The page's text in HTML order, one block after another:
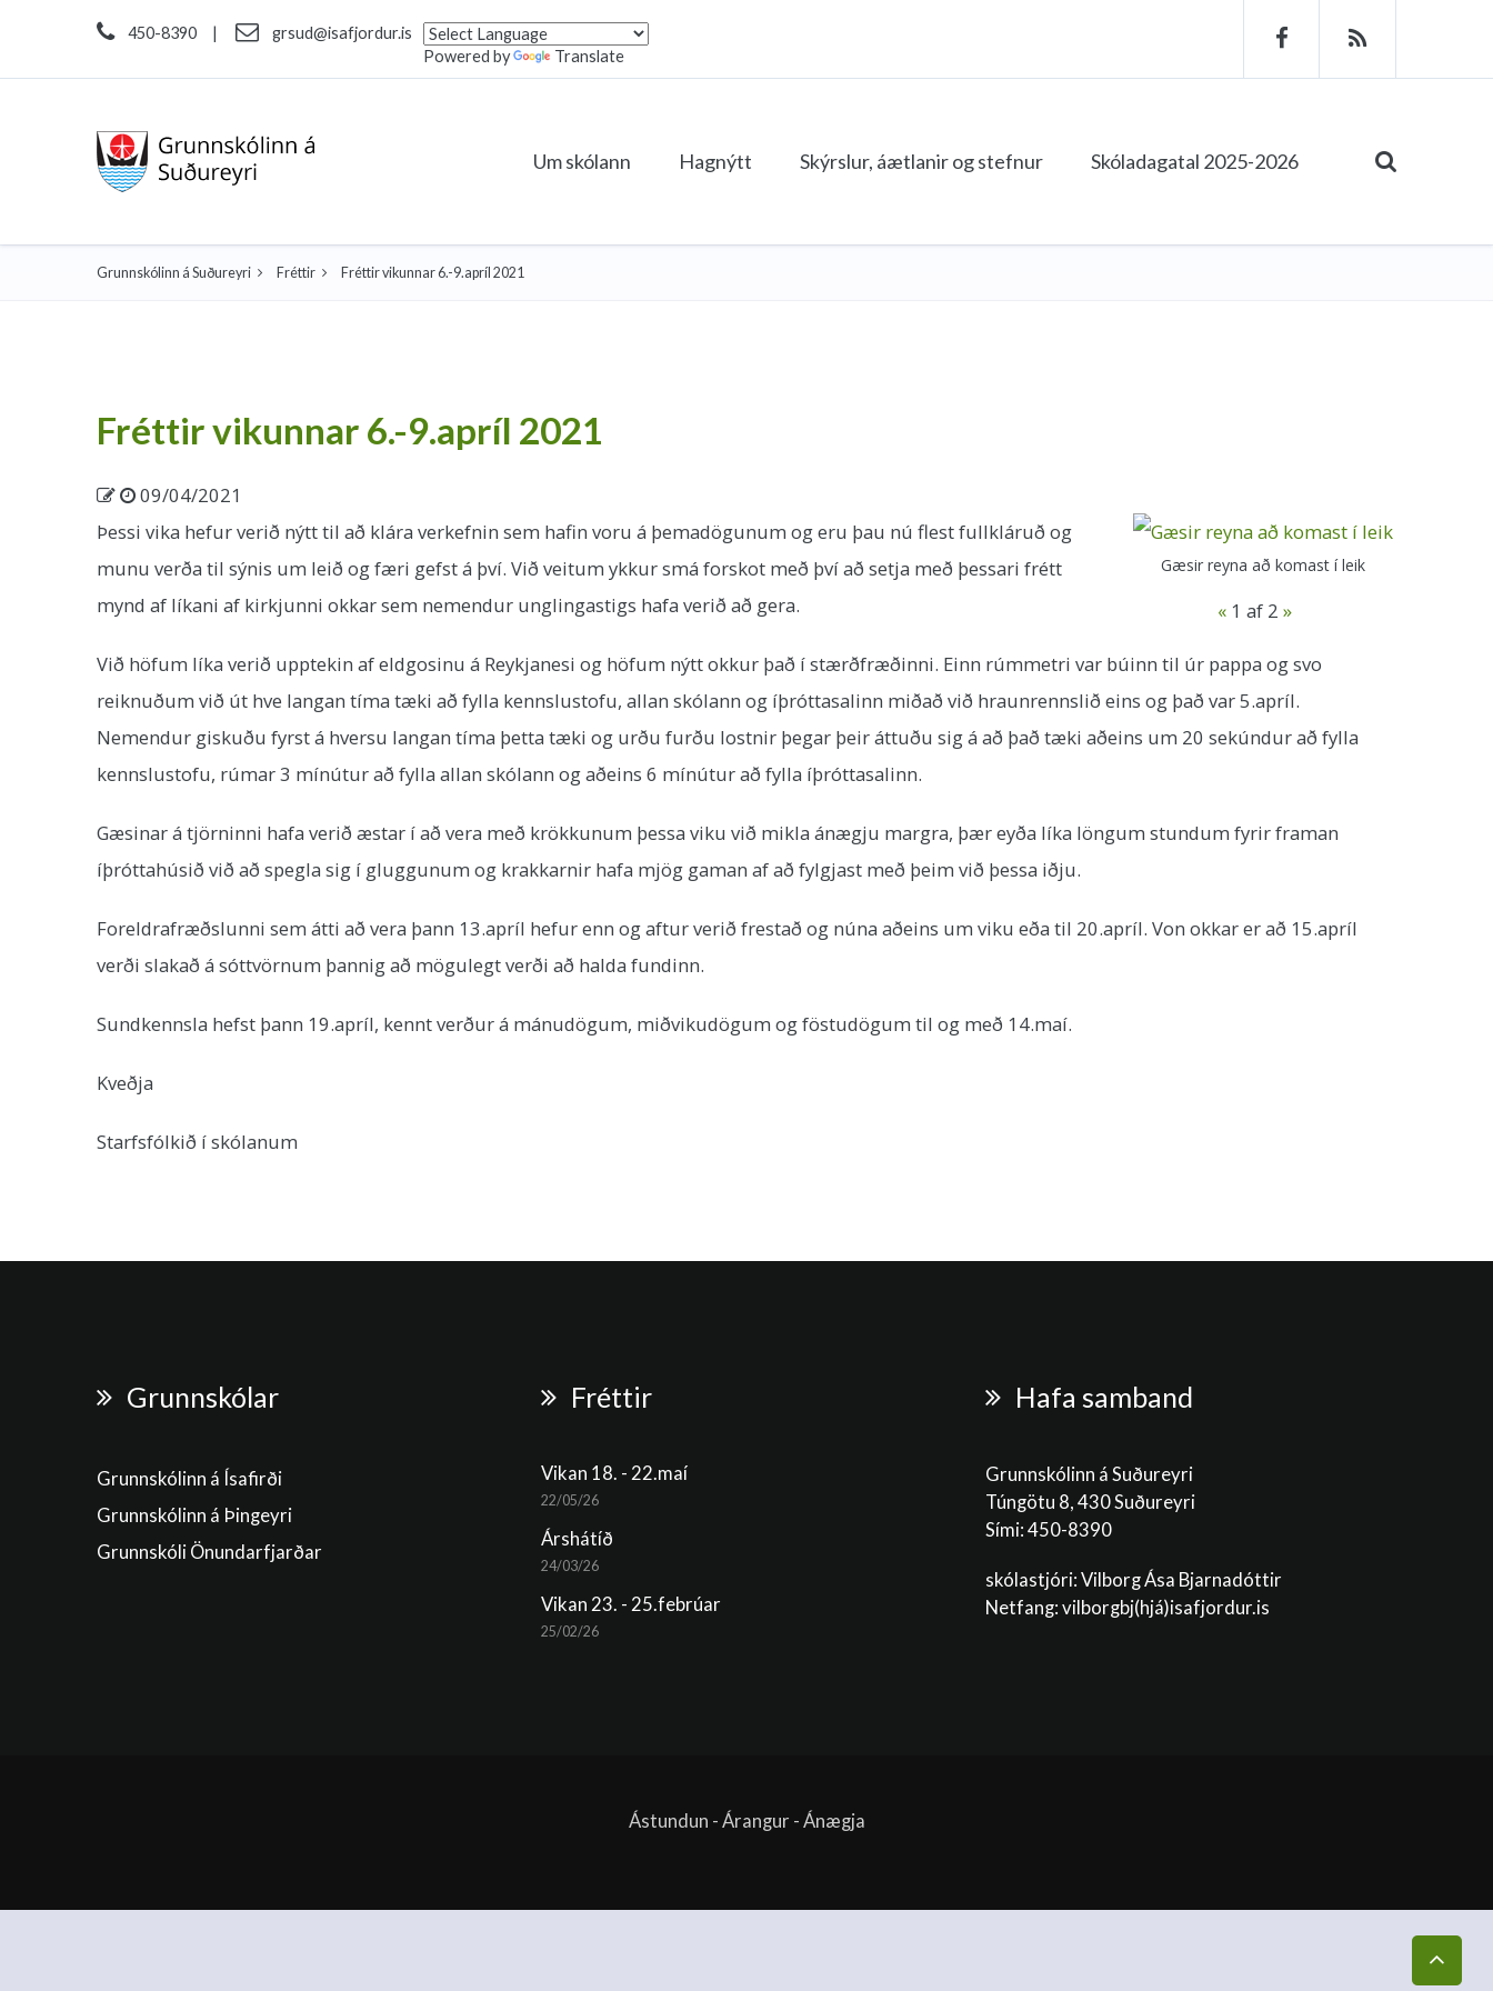
450-8390 |
grsud@isafjordur.is
Powered by
Translate
Um skólann Hagnýtt Skýrslur, áætlanir og stefnur Skóladagatal 2025-2026
Grunnskólinn á Suðureyri Fréttir Fréttir vikunnar 6.-9.apríl 2021
Fréttir vikunnar 6.-9.apríl 2021
09/04/2021
Gæsir reyna að komast í leik
« 1 af 2 »
Þessi vika hefur verið nýtt til að klára verkefnin sem hafin voru á þemadögunum og eru þau nú flest fullkláruð og
munu verða til sýnis um leið og færi gefst á því. Við veitum ykkur smá forskot með því að setja með þessari frétt
mynd af líkani af kirkjunni okkar sem nemendur unglingastigs hafa verið að gera.
Við höfum líka verið upptekin af eldgosinu á Reykjanesi og höfum nýtt okkur það í stærðfræðinni. Einn rúmmetri var búinn til úr pappa og svo
reiknuðum við út hve langan tíma tæki að fylla kennslustofu, allan skólann og íþróttasalinn miðað við hraunrennslið eins og það var 5.apríl.
Nemendur giskuðu fyrst á hversu langan tíma þetta tæki og urðu furðu lostnir þegar þeir áttuðu sig á að það tæki aðeins um 20 sekúndur að fylla
kennslustofu, rúmar 3 mínútur að fylla allan skólann og aðeins 6 mínútur að fylla íþróttasalinn.
Gæsinar á tjörninni hafa verið æstar í að vera með krökkunum þessa viku við mikla ánægju margra, þær eyða líka löngum stundum fyrir framan
íþróttahúsið við að spegla sig í gluggunum og krakkarnir hafa mjög gaman af að fylgjast með þeim við þessa iðju.
Foreldrafræðslunni sem átti að vera þann 13.apríl hefur enn og aftur verið frestað og núna aðeins um viku eða til 20.apríl. Von okkar er að 15.apríl
verði slakað á sóttvörnum þannig að mögulegt verði að halda fundinn.
Sundkennsla hefst þann 19.apríl, kennt verður á mánudögum, miðvikudögum og föstudögum til og með 14.maí.
Kveðja
Starfsfólkið í skólanum
Grunnskólar
Grunnskólinn á Ísafirði
Grunnskólinn á Þingeyri
Grunnskóli Önundarfjarðar
Fréttir
Vikan 18. - 22.maí
22/05/26
Árshátíð
24/03/26
Vikan 23. - 25.febrúar
25/02/26
Hafa samband
Grunnskólinn á Suðureyri
Túngötu 8, 430 Suðureyri
Sími: 450-8390
skólastjóri: Vilborg Ása Bjarnadóttir
Netfang: vilborgbj(hjá)isafjordur.is
Ástundun - Árangur - Ánægja